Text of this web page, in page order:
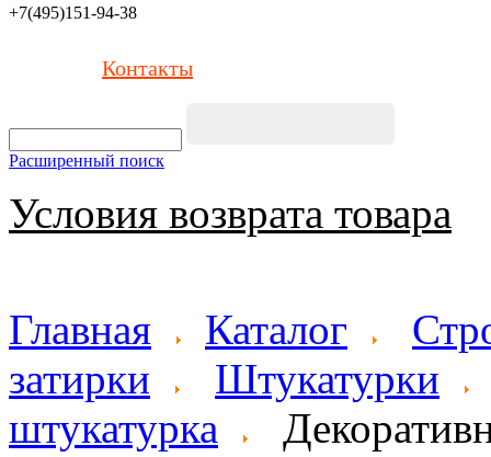
+7(495)151-94-38
Контакты
Расширенный поиск
Условия возврата товара
Главная Каталог
затирки
Штукатурки
штукатурка